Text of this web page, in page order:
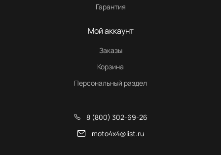
Гарантия
Мой аккаунт
Заказы
Корзина
Персональный раздел
8 (800) 302-69-26
moto4x4@list.ru